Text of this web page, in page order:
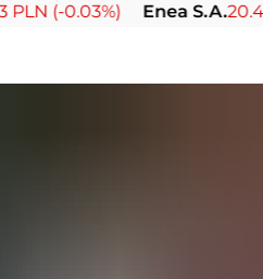
Enea S.A.20.42 PLN